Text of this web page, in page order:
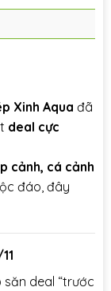
Xinh Aqua đã
deal cực
cảnh, cá cảnh
đáo, đây
săn deal “trước